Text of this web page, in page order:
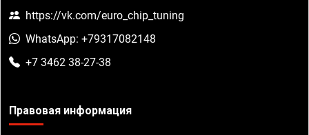
https://vk.com/euro_chip_tuning
WhatsApp: +79317082148
+7 3462 38-27-38
Правовая информация